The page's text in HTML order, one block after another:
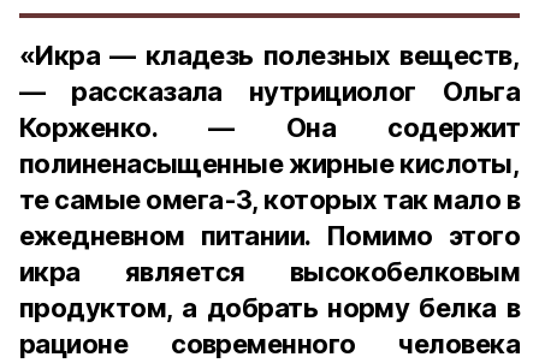
«Икра — кладезь полезных веществ,
— рассказала нутрициолог Ольга
Корженко. — Она содержит
полиненасыщенные жирные кислоты,
те самые омега-3, которых так мало в
ежедневном питании. Помимо этого
икра является высокобелковым
продуктом, а добрать норму белка в
рационе современного человека